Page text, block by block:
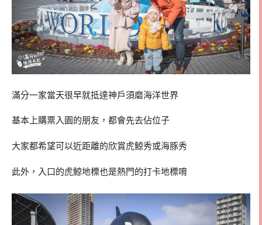
滿分一家當天很早就抵達神戶須磨海洋世界
基本上購票入園的朋友，都會先去佔位子
大家都希望可以近距離的欣賞虎鯨秀或海豚秀
此外，入口的虎鯨地標也是熱門的打卡地標唷